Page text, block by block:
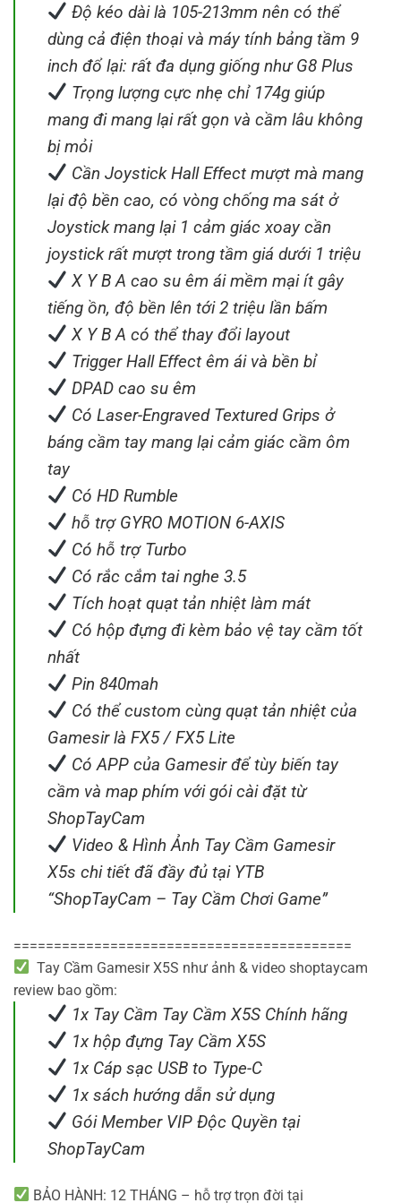
Độ kéo dài là 105-213mm nên có thể
dùng cả điện thoại và máy tính bảng tầm 9
inch đổ lại: rất đa dụng giống như G8 Plus
Trọng lượng cực nhẹ chỉ 174g giúp
mang đi mang lại rất gọn và cầm lâu không
bị mỏi
Cần Joystick Hall Effect mượt mà mang
lại độ bền cao, có vòng chống ma sát ở
Joystick mang lại 1 cảm giác xoay cần
joystick rất mượt trong tầm giá dưới 1 triệu
X Y B A cao su êm ái mềm mại ít gây
tiếng ồn, độ bền lên tới 2 triệu lần bấm
X Y B A có thể thay đổi layout
Trigger Hall Effect êm ái và bền bỉ
DPAD cao su êm
Có Laser-Engraved Textured Grips ở
báng cầm tay mang lại cảm giác cầm ôm
tay
Có HD Rumble
hỗ trợ GYRO MOTION 6-AXIS
Có hỗ trợ Turbo
Có rắc cắm tai nghe 3.5
Tích hoạt quạt tản nhiệt làm mát
Có hộp đựng đi kèm bảo vệ tay cầm tốt
nhất
Pin 840mah
Có thể custom cùng quạt tản nhiệt của
Gamesir là FX5 / FX5 Lite
Có APP của Gamesir để tùy biến tay
cầm và map phím với gói cài đặt từ
ShopTayCam
Video & Hình Ảnh Tay Cầm Gamesir
X5s chi tiết đã đầy đủ tại YTB
“ShopTayCam – Tay Cầm Chơi Game”
==========================================
Tay Cầm Gamesir X5S như ảnh & video shoptaycam
review bao gồm:
1x Tay Cầm Tay Cầm X5S Chính hãng
1x hộp đựng Tay Cầm X5S
1x Cáp sạc USB to Type-C
1x sách hướng dẫn sử dụng
Gói Member VIP Độc Quyền tại
ShopTayCam
BẢO HÀNH: 12 THÁNG – hỗ trợ trọn đời tại